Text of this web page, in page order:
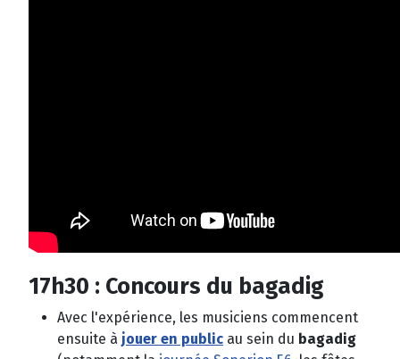
17h30 : Concours du bagadig
Avec l'expérience, les musiciens commencent
ensuite à jouer en public au sein du bagadig